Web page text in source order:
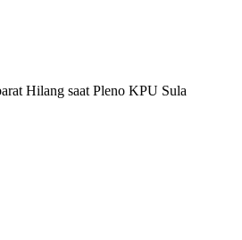
Hilang saat Pleno KPU Sula